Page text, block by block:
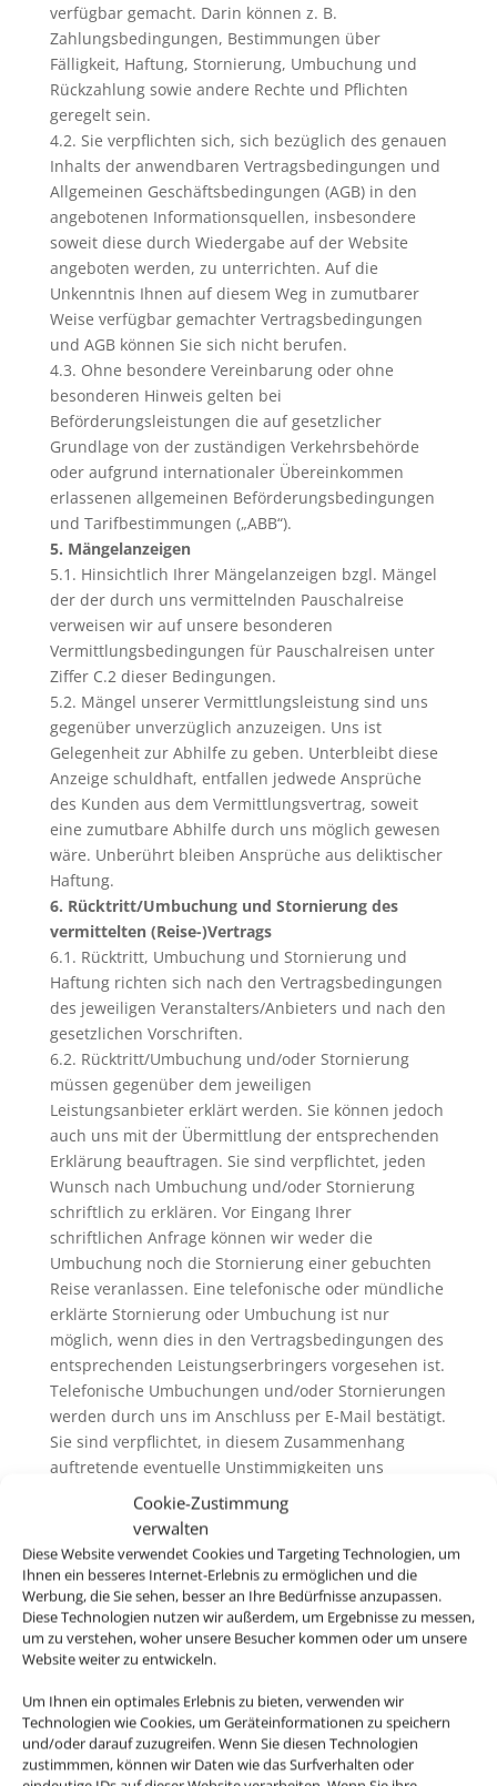
Cookie-Zustimmung
verwalten
Diese Website verwendet Cookies und Targeting Technologien, um
Ihnen ein besseres Internet-Erlebnis zu ermöglichen und die
Werbung, die Sie sehen, besser an Ihre Bedürfnisse anzupassen.
Diese Technologien nutzen wir außerdem, um Ergebnisse zu messen,
um zu verstehen, woher unsere Besucher kommen oder um unsere
Website weiter zu entwickeln.
Um Ihnen ein optimales Erlebnis zu bieten, verwenden wir
Technologien wie Cookies, um Geräteinformationen zu speichern
und/oder darauf zuzugreifen. Wenn Sie diesen Technologien
zustimmmen, können wir Daten wie das Surfverhalten oder
verfügbar gemacht. Darin können z. B.
Zahlungsbedingungen, Bestimmungen über
Fälligkeit, Haftung, Stornierung, Umbuchung und
Rückzahlung sowie andere Rechte und Pflichten
geregelt sein.
4.2. Sie verpflichten sich, sich bezüglich des genauen
Inhalts der anwendbaren Vertragsbedingungen und
Allgemeinen Geschäftsbedingungen (AGB) in den
angebotenen Informationsquellen, insbesondere
soweit diese durch Wiedergabe auf der Website
angeboten werden, zu unterrichten. Auf die
Unkenntnis Ihnen auf diesem Weg in zumutbarer
Weise verfügbar gemachter Vertragsbedingungen
und AGB können Sie sich nicht berufen.
4.3. Ohne besondere Vereinbarung oder ohne
besonderen Hinweis gelten bei
Beförderungsleistungen die auf gesetzlicher
Grundlage von der zuständigen Verkehrsbehörde
oder aufgrund internationaler Übereinkommen
erlassenen allgemeinen Beförderungsbedingungen
und Tarifbestimmungen („ABB“).
5. Mängelanzeigen
5.1. Hinsichtlich Ihrer Mängelanzeigen bzgl. Mängel
der der durch uns vermittelnden Pauschalreise
verweisen wir auf unsere besonderen
Vermittlungsbedingungen für Pauschalreisen unter
Ziffer C.2 dieser Bedingungen.
5.2. Mängel unserer Vermittlungsleistung sind uns
gegenüber unverzüglich anzuzeigen. Uns ist
Gelegenheit zur Abhilfe zu geben. Unterbleibt diese
Anzeige schuldhaft, entfallen jedwede Ansprüche
des Kunden aus dem Vermittlungsvertrag, soweit
eine zumutbare Abhilfe durch uns möglich gewesen
wäre. Unberührt bleiben Ansprüche aus deliktischer
Haftung.
6. Rücktritt/Umbuchung und Stornierung des
vermittelten (Reise-)Vertrags
6.1. Rücktritt, Umbuchung und Stornierung und
Haftung richten sich nach den Vertragsbedingungen
des jeweiligen Veranstalters/Anbieters und nach den
gesetzlichen Vorschriften.
6.2. Rücktritt/Umbuchung und/oder Stornierung
müssen gegenüber dem jeweiligen
Leistungsanbieter erklärt werden. Sie können jedoch
auch uns mit der Übermittlung der entsprechenden
Erklärung beauftragen. Sie sind verpflichtet, jeden
Wunsch nach Umbuchung und/oder Stornierung
schriftlich zu erklären. Vor Eingang Ihrer
schriftlichen Anfrage können wir weder die
Umbuchung noch die Stornierung einer gebuchten
Reise veranlassen. Eine telefonische oder mündliche
erklärte Stornierung oder Umbuchung ist nur
möglich, wenn dies in den Vertragsbedingungen des
entsprechenden Leistungserbringers vorgesehen ist.
Telefonische Umbuchungen und/oder Stornierungen
werden durch uns im Anschluss per E-Mail bestätigt.
Sie sind verpflichtet, in diesem Zusammenhang
auftretende eventuelle Unstimmigkeiten uns
unverzüglich mitzuteilen.
6.3. Wir erheben in der Regel keine eigenen
Servicegebühren oder Bearbeitungsentgelte für
Rücktritt / Umbuchung und /oder Stornierung. Wenn
wir Servicegebühren oder Bearbeitungsentgelte
erheben, informieren wir sie vor der Buchung
darüber. Generell ausgenommen hiervon ist der
Rücktritt / die Umbuchung und /oder die Stornierung
von nicht im Zusammenhang mit einer Pauschalreise
gebuchten Flugbeförderungsleistungen („Nur-Flug-
Buchung“). Hier erheben wir ggfs. eigene
Servicegebühren oder Bearbeitungsentgelte (siehe